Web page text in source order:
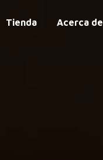
Tienda Acerca de